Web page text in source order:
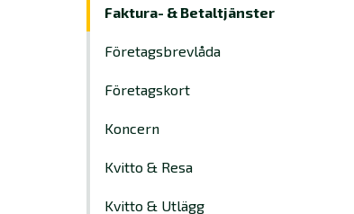
Faktura- & Betaltjänster
Företagsbrevlåda
Företagskort
Koncern
Kvitto & Resa
Kvitto & Utlägg